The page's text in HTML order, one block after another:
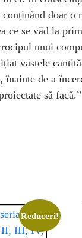
doar
ce se văd la
unui
vastele
de a
să facă.”
Reduceri!